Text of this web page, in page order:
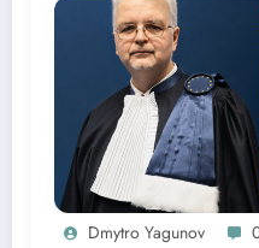
Dmytro Yagunov